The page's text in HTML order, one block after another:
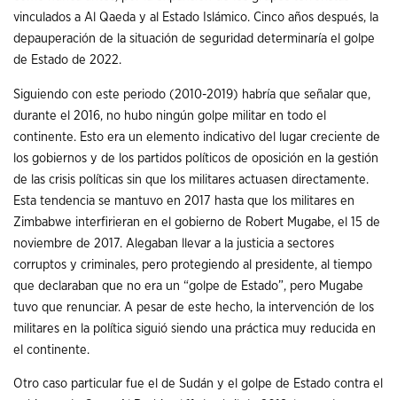
vinculados a Al Qaeda y al Estado Islámico. Cinco años después, la
depauperación de la situación de seguridad determinaría el golpe
de Estado de 2022.
Siguiendo con este periodo (2010-2019) habría que señalar que,
durante el 2016, no hubo ningún golpe militar en todo el
continente. Esto era un elemento indicativo del lugar creciente de
los gobiernos y de los partidos políticos de oposición en la gestión
de las crisis políticas sin que los militares actuasen directamente.
Esta tendencia se mantuvo en 2017 hasta que los militares en
Zimbabwe interfirieran en el gobierno de Robert Mugabe, el 15 de
noviembre de 2017. Alegaban llevar a la justicia a sectores
corruptos y criminales, pero protegiendo al presidente, al tiempo
que declaraban que no era un “golpe de Estado”, pero Mugabe
tuvo que renunciar. A pesar de este hecho, la intervención de los
militares en la política siguió siendo una práctica muy reducida en
el continente.
Otro caso particular fue el de Sudán y el golpe de Estado contra el